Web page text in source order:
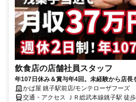
飲食店の店舗社員スタッフ
年107日休み＆賞与年4回。未経験から店長
かば屋 銚子駅前店/モンテローザフーズ
交通・アクセス ＪＲ総武本線銚子駅 徒